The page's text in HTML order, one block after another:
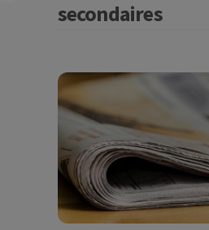
secondaires